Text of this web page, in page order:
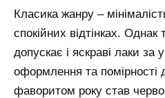
Класика жанру –
спокійних відтінках.
допускає і яскраві лаки за
оформлення та помірності
фаворитом року став